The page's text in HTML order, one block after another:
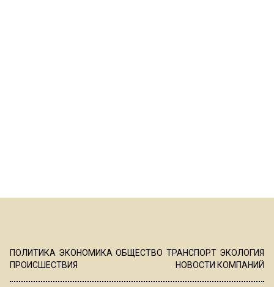
ПОЛИТИКА ЭКОНОМИКА ОБЩЕСТВО ТРАНСПОРТ ЭКОЛОГИЯ
ПРОИСШЕСТВИЯ
НОВОСТИ КОМПАНИЙ